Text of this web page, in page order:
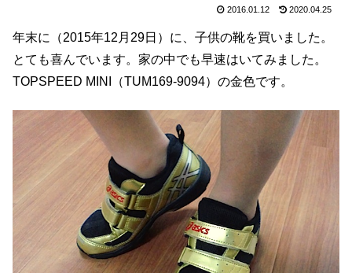
2016.01.12 2020.04.25
年末に（2015年12月29日）に、子供の靴を買いました。
とても喜んでいます。家の中でも早速はいてみました。
TOPSPEED MINI（TUM169-9094）の金色です。